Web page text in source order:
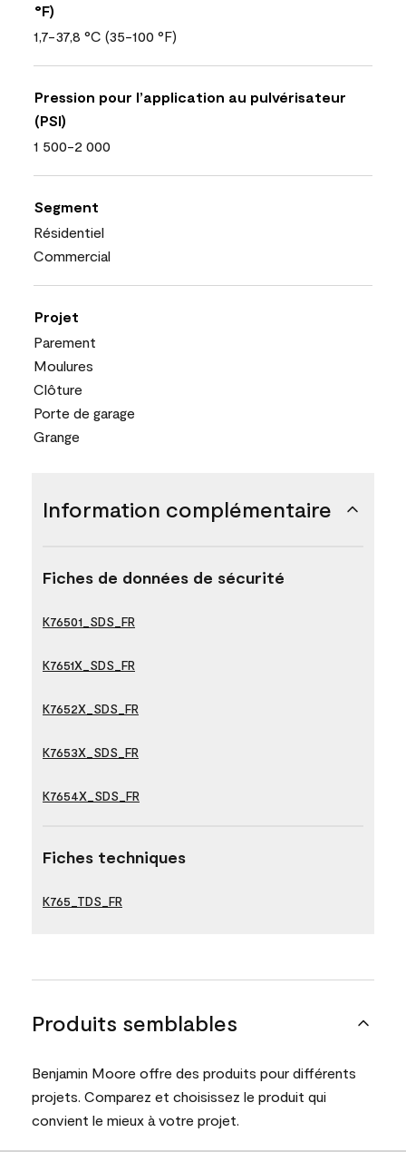
°F)
1,7-37,8 °C (35-100 °F)
Pression pour l’application au pulvérisateur
(PSI)
1 500-2 000
Segment
Résidentiel
Commercial
Projet
Parement
Moulures
Clôture
Porte de garage
Grange
Information complémentaire
Fiches de données de sécurité
K76501_SDS_FR
K7651X_SDS_FR
K7652X_SDS_FR
K7653X_SDS_FR
K7654X_SDS_FR
Fiches techniques
K765_TDS_FR
Produits semblables
Benjamin Moore offre des produits pour différents
projets. Comparez et choisissez le produit qui
convient le mieux à votre projet.